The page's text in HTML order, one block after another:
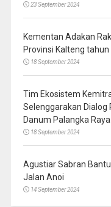
23 September 2024
Kementan Adakan
Provinsi Kalteng
18 September 2024
Tim Ekosistem
Selenggarakan Dialog
Danum Palangka Raya
18 September 2024
Agustiar Sabran
Jalan Anoi
14 September 2024